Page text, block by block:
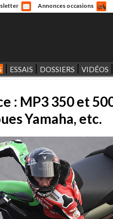
Annonces occasions
ESSAIS DOSSIERS VIDÉOS
: MP3 350 et
Yamaha, etc.